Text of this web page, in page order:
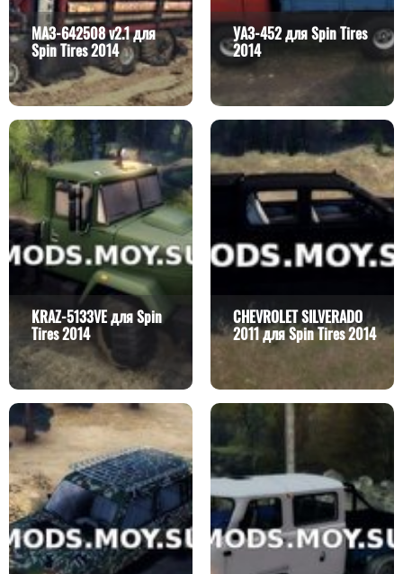
МАЗ-642508 v2.1 для
Spin Tires 2014
УАЗ-452 для Spin Tires
2014
KRAZ-5133VE для Spin
Tires 2014
CHEVROLET SILVERADO
2011 для Spin Tires 2014